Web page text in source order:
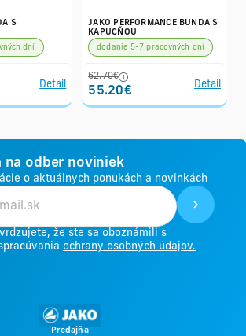
S
dní
Detail
JAKO PERFORMANCE BUNDA S
KAPUCŇOU
dodanie 5-7 pracovných dní
62.70€
55.20€
Detail
na odber noviniek
o aktuálnych ponukách a novinkách
že ste sa oboznámili s
ochrany osobných údajov.
Predajňa